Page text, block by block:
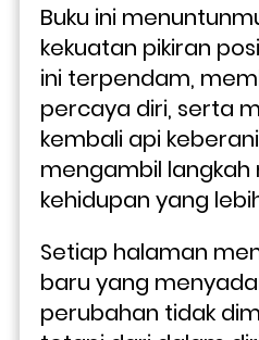
Buku ini
kekuatan pikiran
ini terpendam,
percaya diri, serta
kembali api
mengambil langkah
kehidupan yang
Setiap halaman
baru yang
perubahan tidak